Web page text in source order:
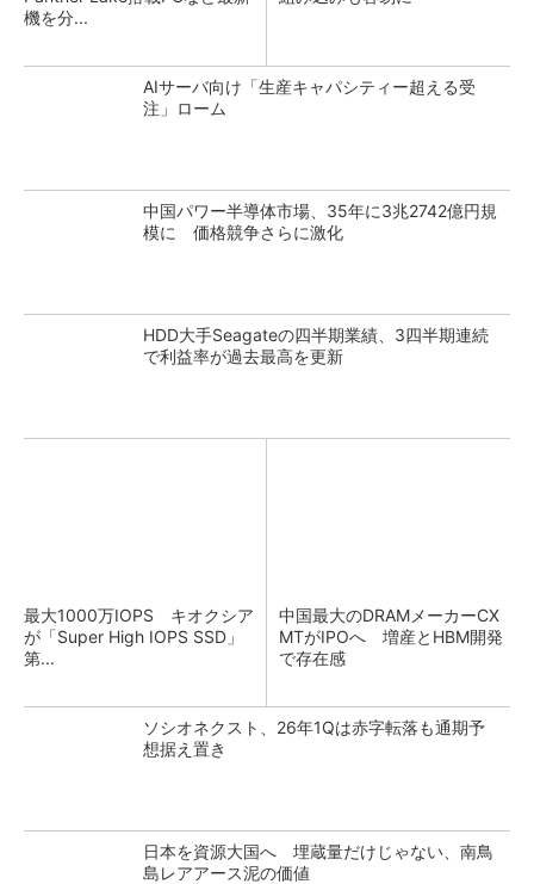
機を分...
AIサーバ向け「生産キャパシティー超える受
注」ローム
中国パワー半導体市場、35年に3兆2742億円規
模に 価格競争さらに激化
HDD大手Seagateの四半期業績、3四半期連続
で利益率が過去最高を更新
最大1000万IOPS キオクシア
が「Super High IOPS SSD」
第...
中国最大のDRAMメーカーCX
MTがIPOへ 増産とHBM開発
で存在感
ソシオネクスト、26年1Qは赤字転落も通期予
想据え置き
日本を資源大国へ 埋蔵量だけじゃない、南鳥
島レアアース泥の価値